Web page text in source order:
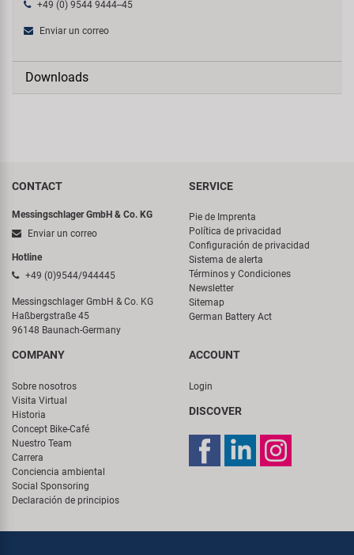
+49 (0) 9544 9444--45
Enviar un correo
Downloads
CONTACT
Messingschlager GmbH & Co. KG
Enviar un correo
Hotline
+49 (0)9544/944445
Messingschlager GmbH & Co. KG
Haßbergstraße 45
96148 Baunach-Germany
SERVICE
Pie de Imprenta
Política de privacidad
Configuración de privacidad
Sistema de alerta
Términos y Condiciones
Newsletter
Sitemap
German Battery Act
COMPANY
Sobre nosotros
Visita Virtual
Historia
Concept Bike-Café
Nuestro Team
Carrera
Conciencia ambiental
Social Sponsoring
Declaración de principios
ACCOUNT
Login
DISCOVER